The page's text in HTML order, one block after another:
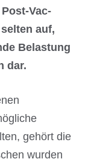
Vac-
auf,
Belastung
dar.
gehört die
wurden